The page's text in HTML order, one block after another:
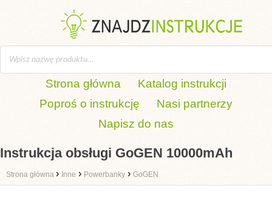
Strona główna
Katalog instrukcji
Poproś o instrukcję
Nasi partnerzy
Napisz do nas
Instrukcja obsługi GoGEN 10000mAh
Strona główna › Inne › Powerbanky › GoGEN